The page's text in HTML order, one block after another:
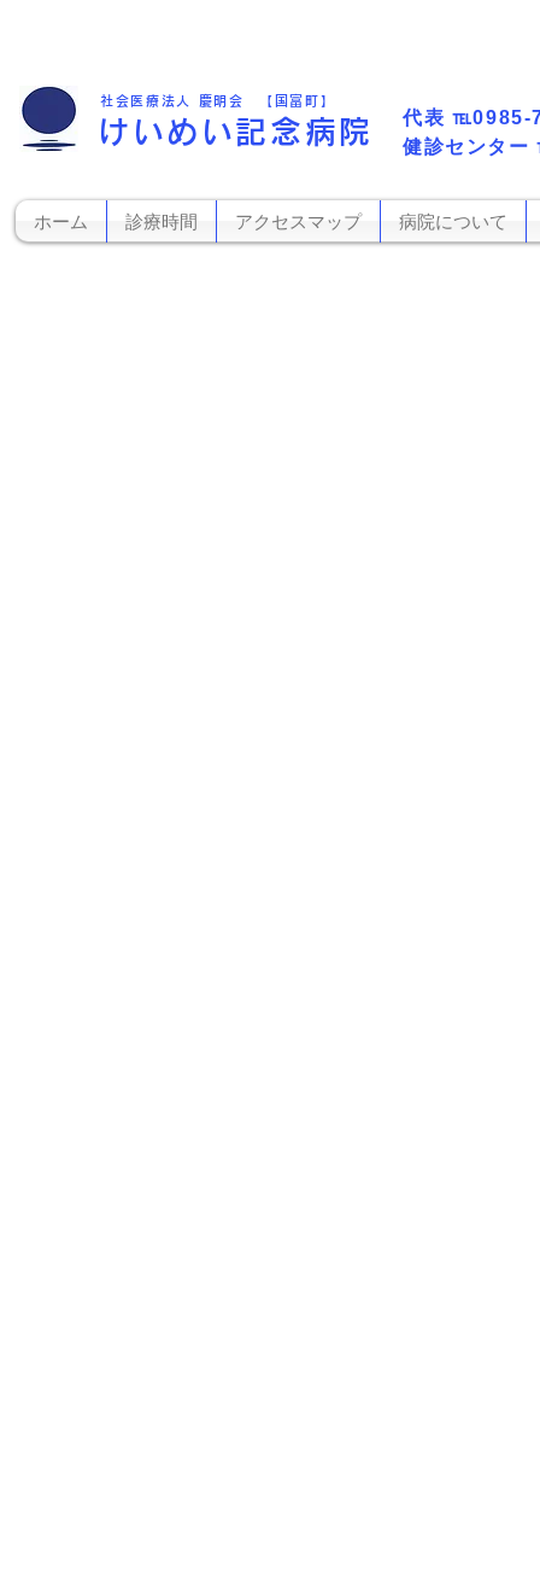
​健診センター
社会医療法人 慶明会 【国富町】
けいめい記念病院 代表​ ℡0985-
ホーム 診療時間 アクセスマップ 病院について